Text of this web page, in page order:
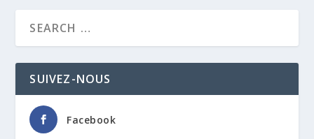
SUIVEZ-NOUS
Facebook